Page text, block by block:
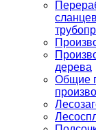
дерева
Общие